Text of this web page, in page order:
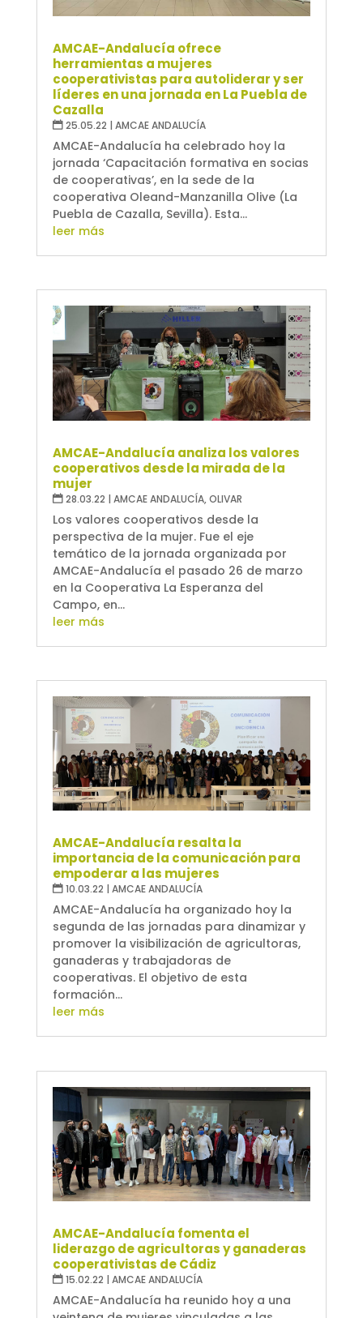
AMCAE-Andalucía ofrece
herramientas a mujeres
cooperativistas para autoliderar y ser
líderes en una jornada en La Puebla de
Cazalla
25.05.22 | AMCAE ANDALUCÍA
AMCAE-Andalucía ha celebrado hoy la
jornada ‘Capacitación formativa en socias
de cooperativas’, en la sede de la
cooperativa Oleand-Manzanilla Olive (La
Puebla de Cazalla, Sevilla). Esta...
leer más
AMCAE-Andalucía analiza los valores
cooperativos desde la mirada de la
mujer
28.03.22 | AMCAE ANDALUCÍA,OLIVAR
Los valores cooperativos desde la
perspectiva de la mujer. Fue el eje
temático de la jornada organizada por
AMCAE-Andalucía el pasado 26 de marzo
en la Cooperativa La Esperanza del
Campo, en...
leer más
AMCAE-Andalucía resalta la
importancia de la comunicación para
empoderar a las mujeres
10.03.22 | AMCAE ANDALUCÍA
AMCAE-Andalucía ha organizado hoy la
segunda de las jornadas para dinamizar y
promover la visibilización de agricultoras,
ganaderas y trabajadoras de
cooperativas. El objetivo de esta
formación...
leer más
AMCAE-Andalucía fomenta el
liderazgo de agricultoras y ganaderas
cooperativistas de Cádiz
15.02.22 | AMCAE ANDALUCÍA
AMCAE-Andalucía ha reunido hoy a una